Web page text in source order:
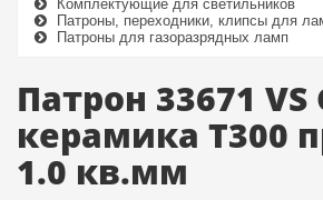
Комплектующие для светильников
Патроны, переходники, клипсы для
Патроны для газоразрядных ламп
Патрон 33671 VS
керамика T300
1.0 кв.мм